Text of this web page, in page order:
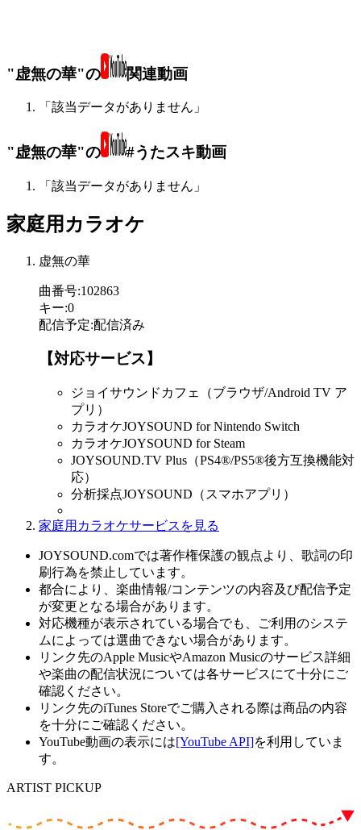
"虚無の華"の 関連動画
「該当データがありません」
"虚無の華"の #うたスキ動画
「該当データがありません」
家庭用カラオケ
虚無の華
曲番号:102863
キー:0
配信予定:配信済み
【対応サービス】
ジョイサウンドカフェ（ブラウザ/Android TV ア
プリ）
カラオケJOYSOUND for Nintendo Switch
カラオケJOYSOUND for Steam
JOYSOUND.TV Plus（PS4®/PS5®後方互換機能対
応）
分析採点JOYSOUND（スマホアプリ）
家庭用カラオケサービスを見る
JOYSOUND.comでは著作権保護の観点より、歌詞の印
刷行為を禁止しています。
都合により、楽曲情報/コンテンツの内容及び配信予定
が変更となる場合があります。
対応機種が表示されている場合でも、ご利用のシステ
ムによっては選曲できない場合があります。
リンク先のApple MusicやAmazon Musicのサービス詳細
や楽曲の配信状況については各サービスにて十分にご
確認ください。
リンク先のiTunes Storeでご購入される際は商品の内容
を十分にご確認ください。
YouTube動画の表示には[YouTube API]を利用していま
す。
ARTIST PICKUP